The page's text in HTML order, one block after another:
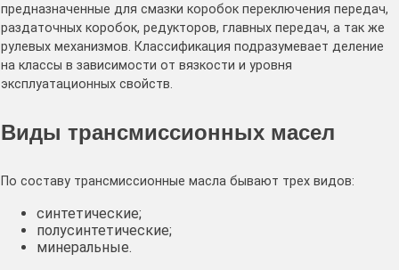
предназначенные для смазки коробок переключения передач,
раздаточных коробок, редукторов, главных передач, а так же
рулевых механизмов. Классификация подразумевает деление
на классы в зависимости от вязкости и уровня
эксплуатационных свойств.
Виды трансмиссионных масел
По составу трансмиссионные масла бывают трех видов:
синтетические;
полусинтетические;
минеральные.